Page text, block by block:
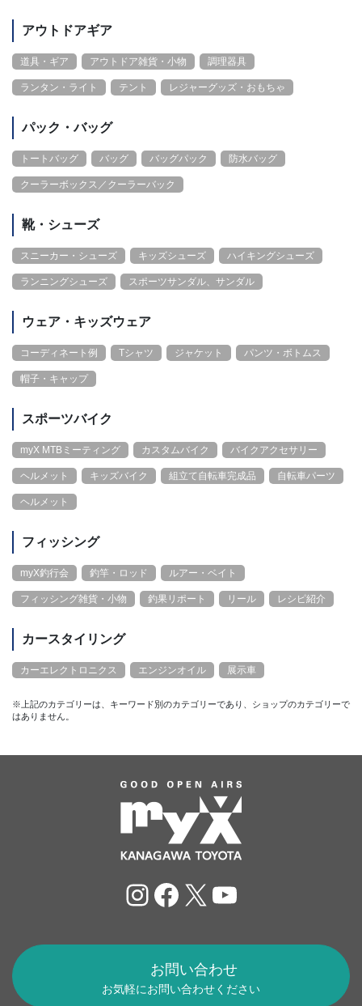
アウトドアギア
道具・ギア アウトドア雑貨・小物 調理器具
ランタン・ライト テント レジャーグッズ・おもちゃ
パック・バッグ
トートバッグ バッグ バッグパック 防水バッグ
クーラーボックス／クーラーバック
靴・シューズ
スニーカー・シューズ キッズシューズ ハイキングシューズ
ランニングシューズ スポーツサンダル、サンダル
ウェア・キッズウェア
コーディネート例 Tシャツ ジャケット パンツ・ボトムス
帽子・キャップ
スポーツバイク
myX MTBミーティング カスタムバイク バイクアクセサリー
ヘルメット キッズバイク 組立て自転車完成品 自転車パーツ
ヘルメット
フィッシング
myX釣行会 釣竿・ロッド ルアー・ベイト
フィッシング雑貨・小物 釣果リポート リール レシピ紹介
カースタイリング
カーエレクトロニクス エンジンオイル 展示車
※上記のカテゴリーは、キーワード別のカテゴリーであり、ショップのカテゴリーで
はありません。
Instagram
Facebook
X YouTube
お問い合わせ
お気軽にお問い合わせください